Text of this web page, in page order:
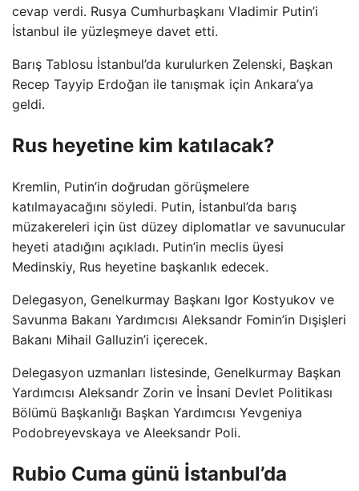
cevap verdi. Rusya Cumhurbaşkanı Vladimir Putin’i
İstanbul ile yüzleşmeye davet etti.
Barış Tablosu İstanbul’da kurulurken Zelenski, Başkan
Recep Tayyip Erdoğan ile tanışmak için Ankara’ya
geldi.
Rus heyetine kim katılacak?
Kremlin, Putin’in doğrudan görüşmelere
katılmayacağını söyledi. Putin, İstanbul’da barış
müzakereleri için üst düzey diplomatlar ve savunucular
heyeti atadığını açıkladı. Putin’in meclis üyesi
Medinskiy, Rus heyetine başkanlık edecek.
Delegasyon, Genelkurmay Başkanı Igor Kostyukov ve
Savunma Bakanı Yardımcısı Aleksandr Fomin’in Dışişleri
Bakanı Mihail Galluzin’i içerecek.
Delegasyon uzmanları listesinde, Genelkurmay Başkan
Yardımcısı Aleksandr Zorin ve İnsani Devlet Politikası
Bölümü Başkanlığı Başkan Yardımcısı Yevgeniya
Podobreyevskaya ve Aleeksandr Poli.
Rubio Cuma günü İstanbul’da